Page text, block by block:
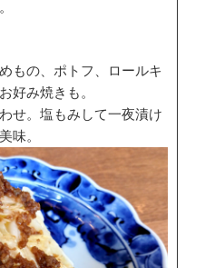
もの、ポトフ、ロールキ
好み焼きも。
せ。塩もみして一夜漬け
味。